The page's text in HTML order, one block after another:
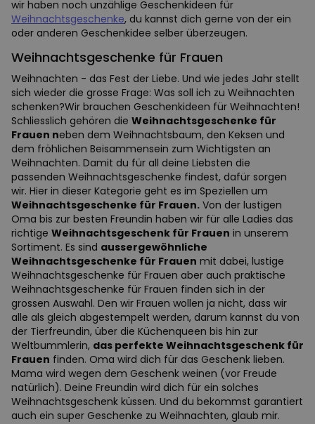
wir haben noch unzählige Geschenkideen für
Weihnachtsgeschenke, du kannst dich gerne von der ein
oder anderen Geschenkidee selber überzeugen.
Weihnachtsgeschenke für Frauen
Weihnachten - das Fest der Liebe. Und wie jedes Jahr stellt
sich wieder die grosse Frage: Was soll ich zu Weihnachten
schenken?Wir brauchen Geschenkideen für Weihnachten!
Schliesslich gehören die Weihnachtsgeschenke für
Frauen neben dem Weihnachtsbaum, den Keksen und
dem fröhlichen Beisammensein zum Wichtigsten an
Weihnachten. Damit du für all deine Liebsten die
passenden Weihnachtsgeschenke findest, dafür sorgen
wir. Hier in dieser Kategorie geht es im Speziellen um
Weihnachtsgeschenke für Frauen. Von der lustigen
Oma bis zur besten Freundin haben wir für alle Ladies das
richtige Weihnachtsgeschenk für Frauen in unserem
Sortiment. Es sind aussergewöhnliche
Weihnachtsgeschenke für Frauen mit dabei, lustige
Weihnachtsgeschenke für Frauen aber auch praktische
Weihnachtsgeschenke für Frauen finden sich in der
grossen Auswahl. Den wir Frauen wollen ja nicht, dass wir
alle als gleich abgestempelt werden, darum kannst du von
der Tierfreundin, über die Küchenqueen bis hin zur
Weltbummlerin, das perfekte Weihnachtsgeschenk für
Frauen finden. Oma wird dich für das Geschenk lieben.
Mama wird wegen dem Geschenk weinen (vor Freude
natürlich). Deine Freundin wird dich für ein solches
Weihnachtsgeschenk küssen. Und du bekommst garantiert
auch ein super Geschenke zu Weihnachten, glaub mir.